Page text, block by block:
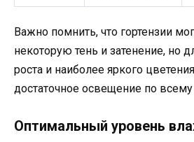
Важно помнить, что гортензии
некоторую тень и затенение, но
роста и наиболее яркого
достаточное освещение по
Оптимальный уровень